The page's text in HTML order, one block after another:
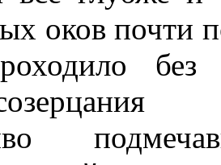
оков почти
без